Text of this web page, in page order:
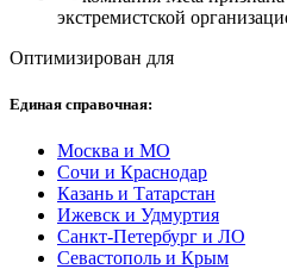
экстремистской
Оптимизирован для
Единая справочная:
Москва и МО
Сочи и Краснодар
Казань и Татарстан
Ижевск и Удмуртия
Санкт-Петербург и ЛО
Севастополь и Крым